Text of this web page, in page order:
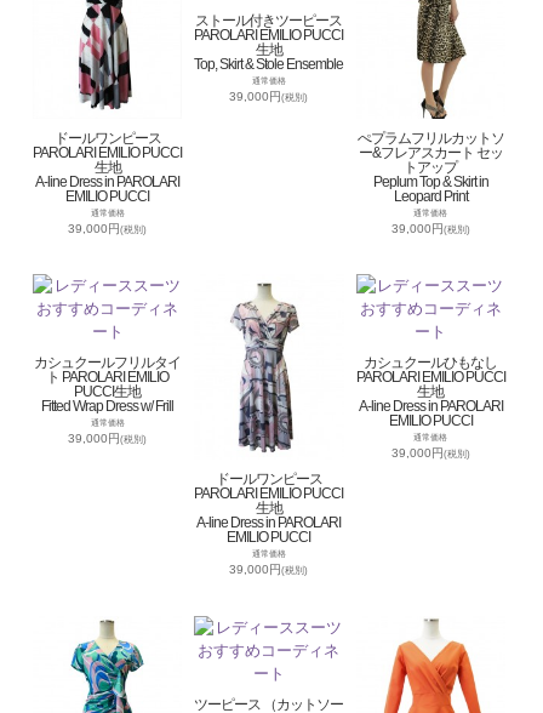
ドールワンピース
PAROLARI EMILIO PUCCI
生地
A-line Dress in PAROLARI
EMILIO PUCCI
通常価格
39,000円(税別)
ストール付きツーピース
PAROLARI EMILIO PUCCI
生地
Top, Skirt & Stole Ensemble
通常価格
39,000円(税別)
ぺプラムフリルカットソ
ー&フレアスカート セッ
トアップ
Peplum Top & Skirt in
Leopard Print
通常価格
39,000円(税別)
カシュクールフリルタイ
ト PAROLARI EMILIO
PUCCI生地
Fitted Wrap Dress w/ Frill
通常価格
39,000円(税別)
ドールワンピース
PAROLARI EMILIO PUCCI
生地
A-line Dress in PAROLARI
EMILIO PUCCI
通常価格
39,000円(税別)
カシュクールひもなし
PAROLARI EMILIO PUCCI
生地
A-line Dress in PAROLARI
EMILIO PUCCI
通常価格
39,000円(税別)
ツーピース （カットソー